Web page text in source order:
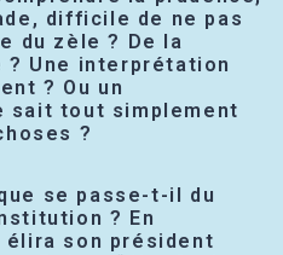
difficile de ne pas
du zèle ? De la
Une interprétation
? Ou un
sait tout simplement
?
se passe-t-il du
? En
élira son président